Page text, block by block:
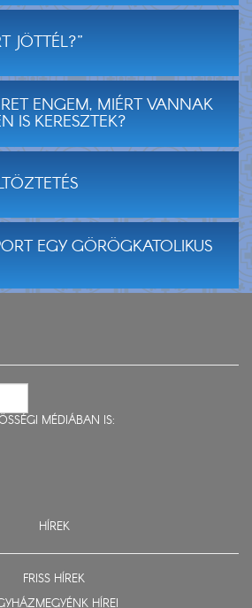
JÖTTÉL?”
ENGEM, MIÉRT VANNAK
IS KERESZTEK?
EGY GÖRÖGKATOLIKUS
MÉDIÁBAN IS:
HÍREK
FRISS HÍREK
HÍREI